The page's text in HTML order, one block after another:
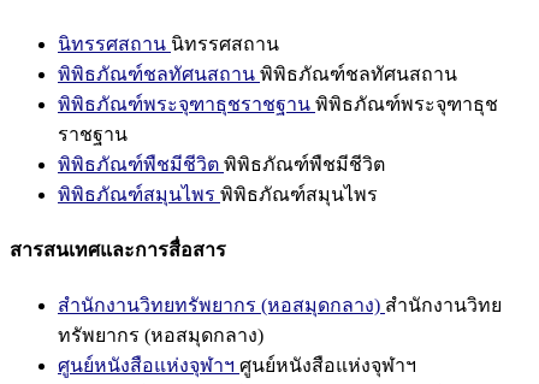
นิทรรศสถาน นิทรรศสถาน
พิพิธภัณฑ์ชลทัศนสถาน พิพิธภัณฑ์ชลทัศนสถาน
พิพิธภัณฑ์พระจุฑาธุชราชฐาน พิพิธภัณฑ์พระจุฑาธุช
ราชฐาน
พิพิธภัณฑ์พืชมีชีวิต พิพิธภัณฑ์พืชมีชีวิต
พิพิธภัณฑ์สมุนไพร พิพิธภัณฑ์สมุนไพร
สารสนเทศและการสื่อสาร
สำนักงานวิทยทรัพยากร (หอสมุดกลาง) สำนักงานวิทย
ทรัพยากร (หอสมุดกลาง)
ศูนย์หนังสือแห่งจุฬาฯ ศูนย์หนังสือแห่งจุฬาฯ